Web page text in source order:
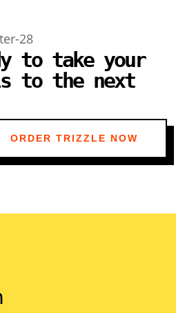
to take your
to the next
ORDER TRIZZLE NOW